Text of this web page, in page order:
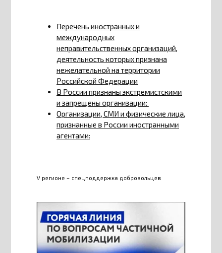
Перечень иностранных и
международных
неправительственных организаций,
деятельность которых признана
нежелательной на территории
Российской Федерации
В России признаны экстремистскими
и запрещены организации:
Организации, СМИ и физические лица,
признанные в России иностранными
агентами:
V регионе – спецподдержка добровольцев